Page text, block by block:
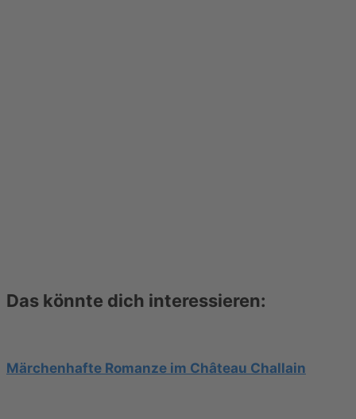
Das könnte dich interessieren:
Märchenhafte Romanze im Château Challain